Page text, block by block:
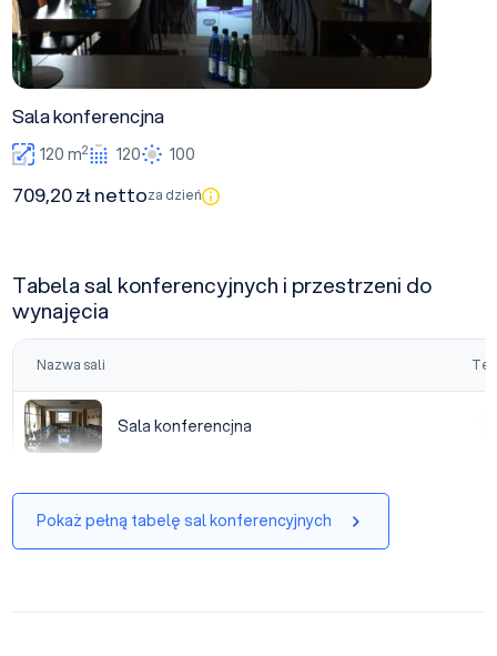
Sala konferencjna
120 m2 120 100
709,20 zł nettoza dzień
Tabela sal konferencyjnych i przestrzeni do
wynajęcia
Nazwa sali
Sala konferencjna
Sala konferencjna
Pokaż pełną tabelę sal konferencyjnych